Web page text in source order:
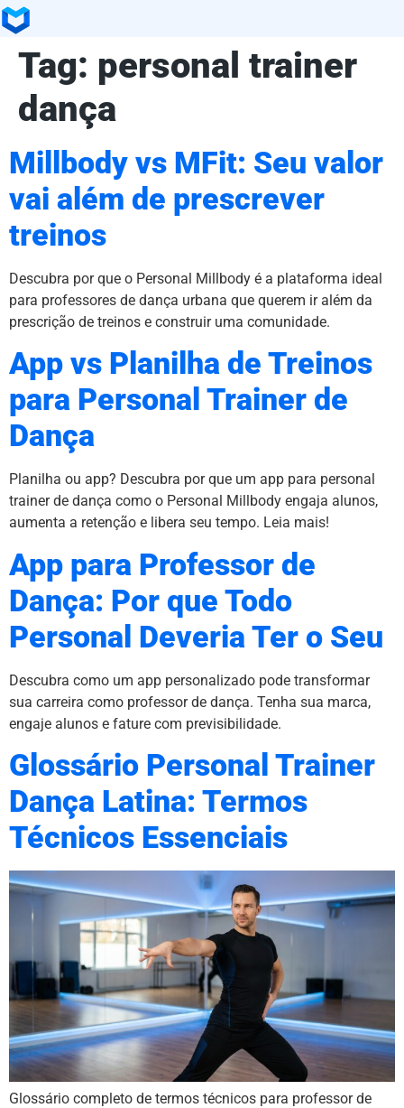
Tag: personal trainer
dança
Millbody vs MFit: Seu valor
vai além de prescrever
treinos
Descubra por que o Personal Millbody é a plataforma ideal
para professores de dança urbana que querem ir além da
prescrição de treinos e construir uma comunidade.
App vs Planilha de Treinos
para Personal Trainer de
Dança
Planilha ou app? Descubra por que um app para personal
trainer de dança como o Personal Millbody engaja alunos,
aumenta a retenção e libera seu tempo. Leia mais!
App para Professor de
Dança: Por que Todo
Personal Deveria Ter o Seu
Descubra como um app personalizado pode transformar
sua carreira como professor de dança. Tenha sua marca,
engaje alunos e fature com previsibilidade.
Glossário Personal Trainer
Dança Latina: Termos
Técnicos Essenciais
Glossário completo de termos técnicos para professor de